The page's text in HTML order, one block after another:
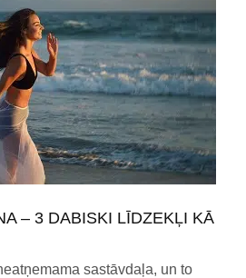
– 3 DABISKI LĪDZEKĻI KĀ
sastāvdaļa, un to